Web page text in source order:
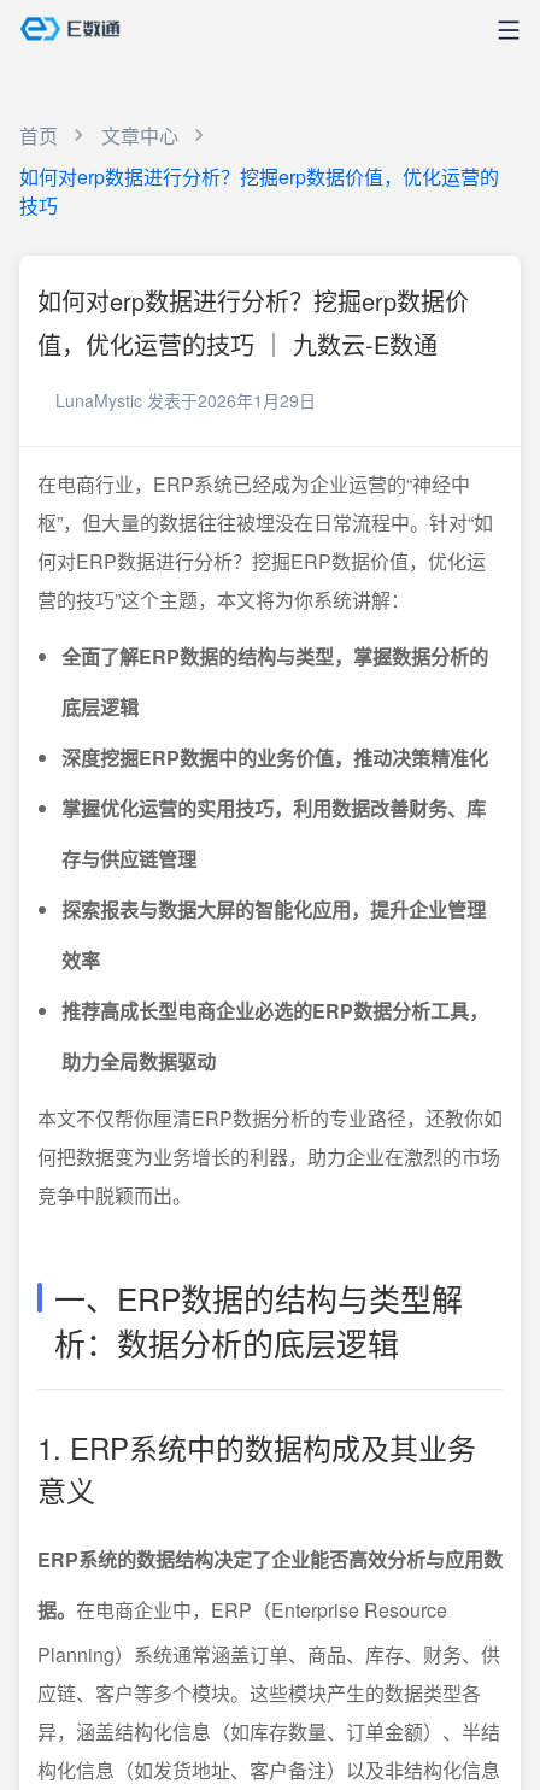
首页
文章中心
如何对erp数据进行分析？挖掘erp数据价值，优化运营的
技巧
如何对erp数据进行分析？挖掘erp数据价
值，优化运营的技巧 ｜ 九数云-E数通
LunaMystic 发表于2026年1月29日
在电商行业，ERP系统已经成为企业运营的“神经中
枢”，但大量的数据往往被埋没在日常流程中。针对“如
何对ERP数据进行分析？挖掘ERP数据价值，优化运
营的技巧”这个主题，本文将为你系统讲解：
全面了解ERP数据的结构与类型，掌握数据分析的
底层逻辑
深度挖掘ERP数据中的业务价值，推动决策精准化
掌握优化运营的实用技巧，利用数据改善财务、库
存与供应链管理
探索报表与数据大屏的智能化应用，提升企业管理
效率
推荐高成长型电商企业必选的ERP数据分析工具，
助力全局数据驱动
本文不仅帮你厘清ERP数据分析的专业路径，还教你如
何把数据变为业务增长的利器，助力企业在激烈的市场
竞争中脱颖而出。
一、ERP数据的结构与类型解
析：数据分析的底层逻辑
1. ERP系统中的数据构成及其业务
意义
ERP系统的数据结构决定了企业能否高效分析与应用数
据。 在电商企业中，ERP（Enterprise Resource
Planning）系统通常涵盖订单、商品、库存、财务、供
应链、客户等多个模块。这些模块产生的数据类型各
异，涵盖结构化信息（如库存数量、订单金额）、半结
构化信息（如发货地址、客户备注）以及非结构化信息